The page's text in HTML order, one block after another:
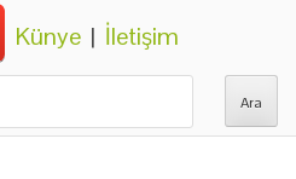
Künye | İletişim